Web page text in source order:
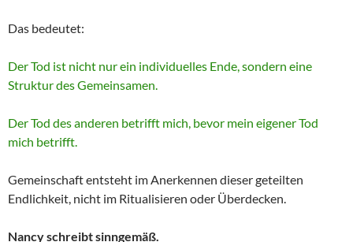
Das bedeutet:
Der Tod ist nicht nur ein individuelles Ende, sondern eine
Struktur des Gemeinsamen.
Der Tod des anderen betrifft mich, bevor mein eigener Tod
mich betrifft.
Gemeinschaft entsteht im Anerkennen dieser geteilten
Endlichkeit, nicht im Ritualisieren oder Überdecken.
Nancy schreibt sinngemäß.